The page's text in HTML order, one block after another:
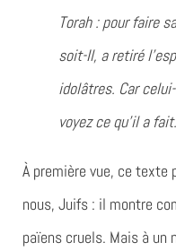
Torah : pour faire
soit-Il, a retiré
idolâtres. Car
voyez ce qu’il a
À première vue, ce texte
nous, Juifs : il montre
païens cruels. Mais à un